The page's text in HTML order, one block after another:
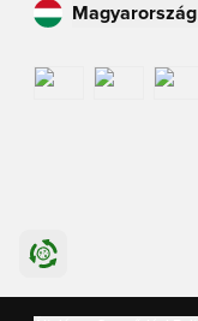
Magyarország
International